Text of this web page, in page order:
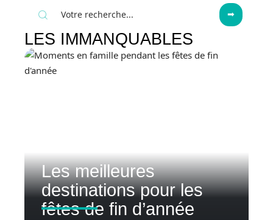
LES IMMANQUABLES
Les meilleures
destinations pour les
fêtes de fin d’année